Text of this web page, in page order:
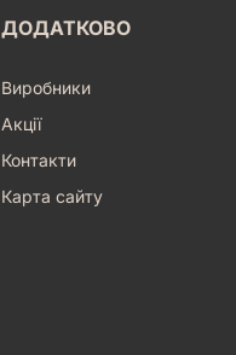
ДОДАТКОВО
Виробники
Акції
Контакти
Карта сайту